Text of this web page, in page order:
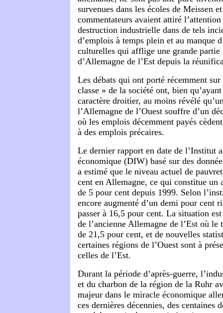
survenues dans les écoles de Meissen
commentateurs avaient attiré
destruction industrielle dans de tels
d’emplois à temps plein et au manque
culturelles qui afflige une grande partie
d’Allemagne de l’Est depuis la
Les débats qui ont porté récemment
classe » de la société ont, bien
caractère droitier, au moins révélé
l’Allemagne de l’Ouest souffre d’un
où les emplois décemment payés
à des emplois précaires.
Le dernier rapport en date de l’Institut
économique (DIW) basé sur des
a estimé que le niveau actuel de
cent en Allemagne, ce qui constitue un
de 5 pour cent depuis 1999. Selon
encore augmenté d’un demi pour cent
passer à 16,5 pour cent. La situation
de l’ancienne Allemagne de l’Est où le
de 21,5 pour cent, et de nouvelles
certaines régions de l’Ouest sont à
celles de l’Est.
Durant la période d’après-guerre,
et du charbon de la région de la Ruhr
majeur dans le miracle économique
ces dernières décennies, des centaines